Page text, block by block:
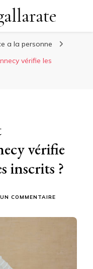
a la personne
vérifie les
vérifie
inscrits ?
COMMENTAIRE